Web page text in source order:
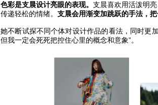
色彩是支晨设计亮眼的表现。 支晨喜欢用活泼明
传递轻松的情绪。 支晨会用渐变加跳跃的手法，把
她不断试探不同个体对设计作品的看法，同时更
但我一定会死死把控住心里的概念和意象”。